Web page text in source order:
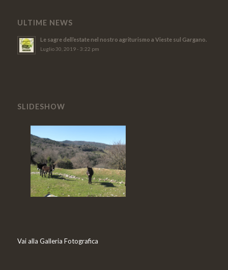
ULTIME NEWS
Le sagre dell’estate nel nostro agriturismo a Vieste sul Gargano.
Luglio 30, 2019 - 3:22 pm
SLIDESHOW
Vai alla Galleria Fotografica